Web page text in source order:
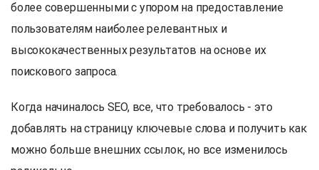
более совершенными с упором на предоставление
пользователям наиболее релевантных и
высококачественных результатов на основе их
поискового запроса.
Когда начиналось SEO, все, что требовалось - это
добавлять на страницу ключевые слова и получить как
можно больше внешних ссылок, но все изменилось